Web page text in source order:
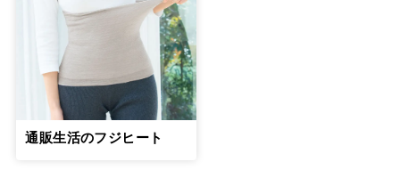
通販生活のフジヒート